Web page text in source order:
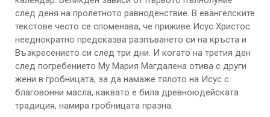
след деня на пролетното равноденствие. В евангелските
текстове често се споменава, че приживе Исус Христос
нееднократно предсказва разпъването си на кръста и
Възкресението си след три дни. И когато на третия ден
след погребението Му Мария Магдалена отива с други
жени в гробницата, за да намаже тялото на Исус с
благовонни масла, каквато е била древноюдейската
традиция, намира гробницата празна.